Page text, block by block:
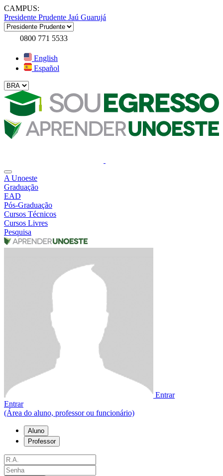
CAMPUS:
Presidente Prudente Jaú Guarujá
0800 771 5533
English
Español
A Unoeste
Graduação
EAD
Pós-Graduação
Cursos Técnicos
Cursos Livres
Pesquisa
Entrar
Entrar
(Área do aluno, professor ou funcionário)
Aluno
Professor